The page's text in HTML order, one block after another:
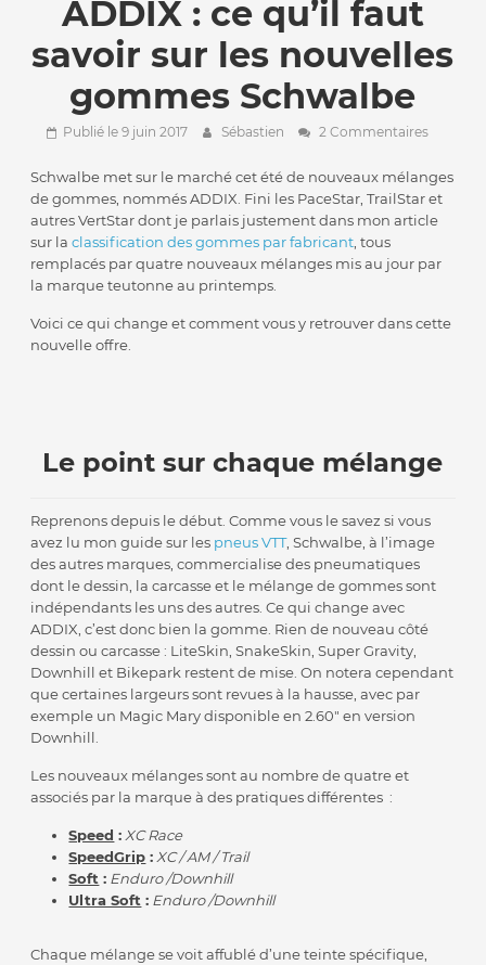
ADDIX : ce qu’il faut
savoir sur les nouvelles
gommes Schwalbe
Publié le 9 juin 2017 Sébastien 2 Commentaires
Schwalbe met sur le marché cet été de nouveaux mélanges
de gommes, nommés ADDIX. Fini les PaceStar, TrailStar et
autres VertStar dont je parlais justement dans mon article
sur laclassification des gommes par fabricant, tous
remplacés par quatre nouveaux mélanges mis au jour par
la marque teutonne au printemps.
Voici ce qui change et comment vous y retrouver dans cette
nouvelle offre.
Le point sur chaque mélange
Reprenons depuis le début. Comme vous le savez si vous
avez lu mon guide sur les pneus VTT, Schwalbe, à l’image
des autres marques, commercialise des pneumatiques
dont le dessin, la carcasse et le mélange de gommes sont
indépendants les uns des autres. Ce qui change avec
ADDIX, c’est donc bien la gomme. Rien de nouveau côté
dessin ou carcasse : LiteSkin, SnakeSkin, Super Gravity,
Downhill et Bikepark restent de mise. On notera cependant
que certaines largeurs sont revues à la hausse, avec par
exemple un Magic Mary disponible en 2.60″ en version
Downhill.
Les nouveaux mélanges sont au nombre de quatre et
associés par la marque à des pratiques différentes :
Speed : XC Race
SpeedGrip : XC / AM / Trail
Soft : Enduro /Downhill
Ultra Soft : Enduro /Downhill
Chaque mélange se voit affublé d’une teinte spécifique,